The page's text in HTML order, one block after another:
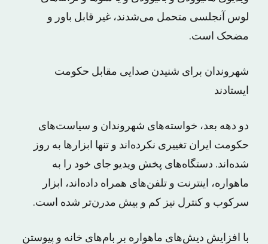
لوس آنجلسی متحمل می‌شدند، غیر قابل باور و
مضحک است.
شهروندان برای شنیدن صدایی مقابل حکومت
ایستادند
دو دهه بعد، خواسته‌های شهروندان و سیاست‌های
حکومت ایران تغییری نکرده‌اند و تنها ابزارها به روز
شده‌اند. دستگاه‌های پخش ویدیو جای خود را به
ماهواره، اینترنت و تلفن‌های همراه داده‌اند، ابزار
سرکوب و کنترل نیز کم و بیش مدرن‌تر شده است.
با افزایش دیش‌های ماهواره بر بام‌های خانه و پیوستن